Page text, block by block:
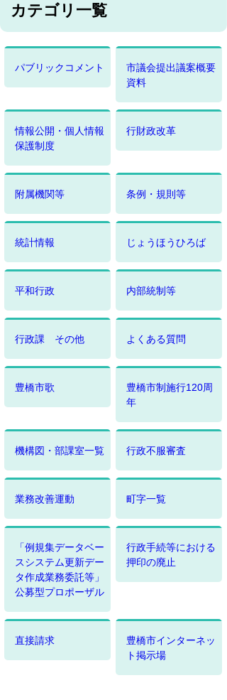
カテゴリ一覧
パブリックコメント
市議会提出議案概要
資料
情報公開・個人情報
保護制度
行財政改革
附属機関等 条例・規則等
統計情報 じょうほうひろば
平和行政 内部統制等
行政課 その他 よくある質問
豊橋市歌
豊橋市制施行120周
年
機構図・部課室一覧 行政不服審査
業務改善運動 町字一覧
「例規集データベー
スシステム更新デー
タ作成業務委託等」
公募型プロポーザル
行政手続等における
押印の廃止
直接請求
豊橋市インターネッ
ト掲示場